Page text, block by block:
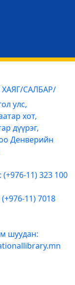
САЛБАР/
улс,
хот,
дүүрэг,
Денверийн
(+976-11) 323 100
(+976-11) 7018
шуудан: